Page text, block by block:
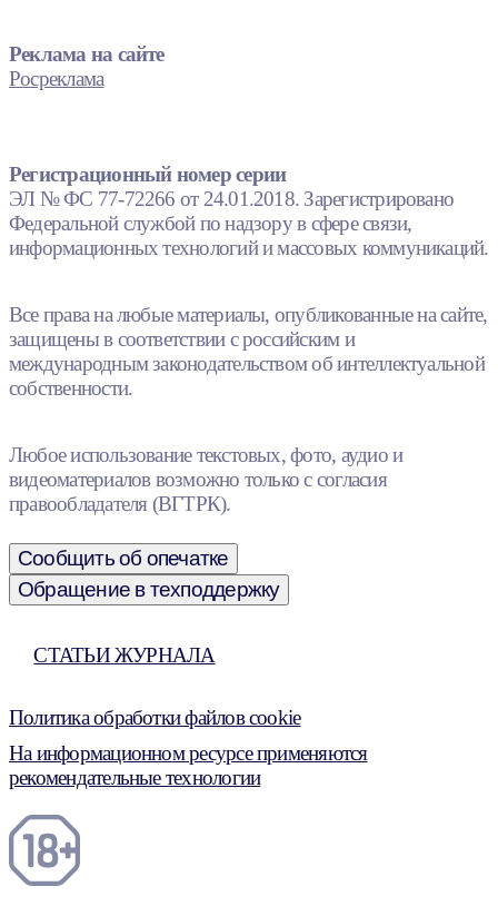
Реклама на сайте
Росреклама
Регистрационный номер серии
ЭЛ № ФС 77-72266 от 24.01.2018. Зарегистрировано
Федеральной службой по надзору в сфере связи,
информационных технологий и массовых коммуникаций.
Все права на любые материалы, опубликованные на сайте,
защищены в соответствии с российским и
международным законодательством об интеллектуальной
собственности.
Любое использование текстовых, фото, аудио и
видеоматериалов возможно только с согласия
правообладателя (ВГТРК).
Сообщить об опечатке
Обращение в техподдержку
СТАТЬИ ЖУРНАЛА
Политика обработки файлов cookie
На информационном ресурсе применяются
рекомендательные технологии